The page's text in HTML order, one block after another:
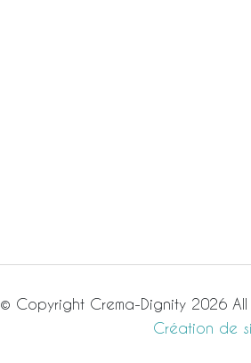
© Copyright Crema-Dignity 2026 All
Création de